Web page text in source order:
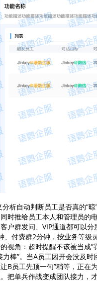
析自动判断员工是否真的”
时推给员工本人和管理员的
户群发问、VIP通道都可以分
、付费群2分钟，按业务等级
视角：超时提醒不该被当成”
力棒”。当A员工因开会没及时
B员工先顶一句”稍等，正在
把单兵作战变成团队接力，